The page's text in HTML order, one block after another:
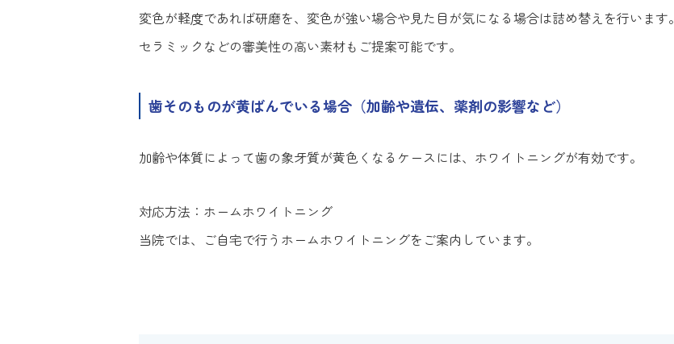
変色が軽度であれば研磨を、変色が強い場合や見た目が気になる場合は詰め替えを行います。
セラミックなどの審美性の高い素材もご提案可能です。
歯そのものが黄ばんでいる場合（加齢や遺伝、薬剤の影響など）
加齢や体質によって歯の象牙質が黄色くなるケースには、ホワイトニングが有効です。
対応方法：ホームホワイトニング
当院では、ご自宅で行うホームホワイトニングをご案内しています。